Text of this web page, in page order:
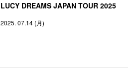
LUCY DREAMS JAPAN TOUR 2025
2025. 07.14 (月)